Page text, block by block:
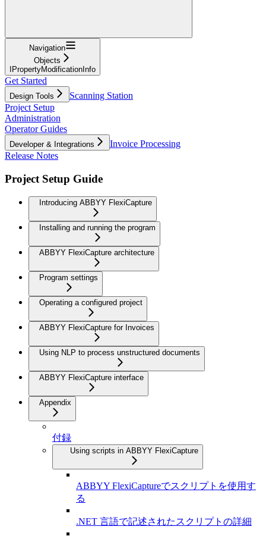
Navigation
Objects
IPropertyModificationInfo
Get Started
Design Tools
Scanning Station
Project Setup
Administration
Operator Guides
Developer & Integrations
Invoice Processing
Release Notes
Project Setup Guide
Introducing ABBYY FlexiCapture
Installing and running the program
ABBYY FlexiCapture architecture
Program settings
Operating a configured project
ABBYY FlexiCapture for Invoices
Using NLP to process unstructured documents
ABBYY FlexiCapture interface
Appendix
付録
Using scripts in ABBYY FlexiCapture
ABBYY FlexiCaptureでスクリプトを使用す
る
.NET 言語で記述されたスクリプトの詳細